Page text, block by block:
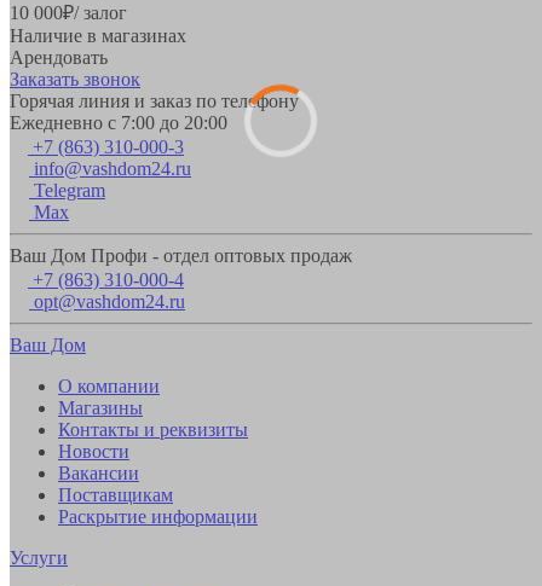
10 000₽/ залог
Наличие в магазинах
Арендовать
Заказать звонок
Горячая линия и заказ по телефону
Ежедневно с 7:00 до 20:00
+7 (863) 310-000-3
info@vashdom24.ru
Telegram
Max
Ваш Дом Профи - отдел оптовых продаж
+7 (863) 310-000-4
opt@vashdom24.ru
Ваш Дом
О компании
Магазины
Контакты и реквизиты
Новости
Вакансии
Поставщикам
Раскрытие информации
Услуги